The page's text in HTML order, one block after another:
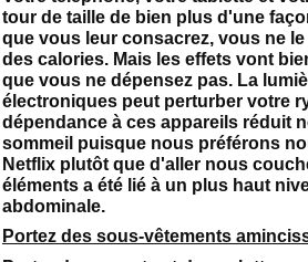
tour de taille de bien plus d'une
que vous leur consacrez, vous ne
des calories. Mais les effets vont
que vous ne dépensez pas. La
électroniques peut perturber votre
dépendance à ces appareils réduit
sommeil puisque nous préférons
Netflix plutôt que d'aller nous
éléments a été lié à un plus haut
abdominale.
Portez des sous-vêtements